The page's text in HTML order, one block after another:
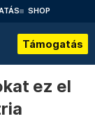
SHOP
Támogatás
ez el